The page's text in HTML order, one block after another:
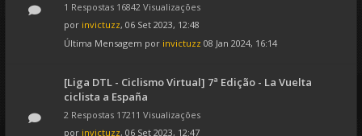
1 Respostas 16842 Visualizações
por invictuzz, 06 Set 2023, 12:48
Última Mensagem por invictuzz 08 Jan 2024, 16:14
[Liga DTL - Ciclismo Virtual] 7ª Edição - La Vuelta
ciclista a España
2 Respostas 17211 Visualizações
por invictuzz, 06 Set 2023, 12:47